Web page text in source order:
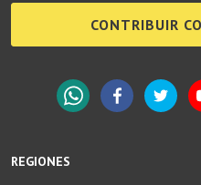
REGIONES
CONTRIBUIR